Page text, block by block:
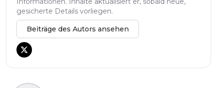
gesicherte Details vorliegen.
Beiträge des Autors ansehen